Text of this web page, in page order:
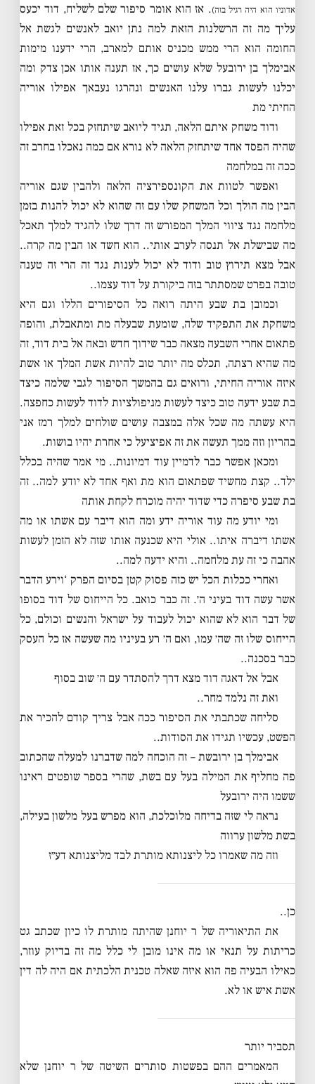
אדוניו הוא היה רגיל בזה). אז הוא אומר סיפור שלם לשליח, דוד יכעס
עליך מה זה הרשלנות הזאת למה נתן יואב לאנשים לגשת אל
החומה הוא הרי ממש מכניס אותם למארב, הרי ידענו מימות
אבימלך בן ירובעל שלא עושים כך, אז תענה אותו אכן צדק ומה
יכלנו לעשות גברו עלנו האנשים ונהרגו נעבאך אפילו אוריה
החיתי מת
ודוד משחק איתם הלאה, תגיד ליואב שיתחזק בכל זאת אפילו
שהיה הפסד אחד שיתחזק הלאה לא נורא אם כמה נאכלו בחרב זה
ככה זה במלחמה
ואפשר לטוות את הקונספירציה הלאה ולהבין שגם אוריה
הבין מה הולך וכל המשחק שלו עם זה שהוא לא יכול להנות בזמן
מלחמה נגד ציווי המלך המפורש זה דרך שלו להגיד למלך תאכל
מה שבישלת אל תנסה לערב אותי.. הוא חשד או הבין מה קרה..
אבל מצא תירוץ טוב ודוד לא יכול לענות נגד זה הרי זה טענה
טובה בפרט שמסתתר בזה ביקורת על דוד עצמו..
וכמובן בת שבע היתה רואה כל הסיפורים הללו וגם היא
משחקת את התפקיד שלה, שומעת שבעלה מת ומתאבלת, והופה
פתאום אחרי השבעה מצאה כבר שידוך חדש ובאה אל בית דוד, זה
מה שהיא רצתה, תכלס מה יותר טוב להיות אשת המלך או אשת
איזה אוריה החיתי, ורואים גם בהמשך הסיפור לגבי שלמה כיצד
בת שבע ידעה טוב כיצד לעשות מניפולציות לדוד לעשות כחפצה.
היא עשתה מה שכל אלה במצבה עושים שולחים למלך רמז אני
בהריון וזה ממך תעשה את זה אפיציעל כי אחרת יהיו בושות.
ומכאן אפשר כבר לדמיין עוד דמיונות.. מי אמר שהיה בכלל
ילד.. קצת מחשיד שפתאום הוא מת ואף אחד לא יודע למה.. זה
בת שבע סיפרה כדי שדוד יהיה מוכרח לקחת אותה
ומי יודע מה עוד אוריה ידע ומה הוא דיבר עם אשתו או מה
אשתו דיברה איתו.. אולי היא שכנעה אותו שזה לא הזמן לעשות
אהבה כי זה עת מלחמה.. והיא ידעה למה..
ואחרי ככלות הכל יש כזה פסוק קטן בסיום הפרק ‘וירע הדבר
אשר עשה דוד בעיני ה׳. זה כבר כואב. כל הייחוס של דוד בסופו
של דבר הוא לא שהוא יכול לעבוד על ישראל והנשים וכולם, כל
הייחוס שלו זה שה׳ עמו, ואם ה׳ רע בעיניו מה שעשה אז כל העסק
כבר בסכנה..
אבל אל דאגה דוד מצא דרך להסתדר עם ה׳ שוב בסוף
ואת זה נלמד מחר..
סליחה שכתבתי את הסיפור ככה אבל צריך קודם להכיר את
הפשט, עכשיו תגידו את הסודות..
אבימלך בן ירובשת – זה הוכחה למה שדברנו למעלה שהכתוב
פה מחליף את המילה בעל עם בשת, שהרי בספר שופטים ראינו
ששמו היה ירובעל
נראה לי שזה בדיחה מלוכלכת, הוא מפרש בעל מלשון בעילה,
בשת מלשון ערווה
וזה מה שאמרו כל ליצנותא מותרת לבד מליצנותא דע״ז
כן..
את התיאוריה של ר יוחנן שהיתה מותרת לו כיון שכתב גט
כריתות על תנאי או מה אינו מובן לי כלל מה זה בדיוק עוזר,
כאילו הבעיה פה הוא איזה שאלה טכנית הלכתית אם היה לה דין
אשת איש או לא.
תסביר יותר
המאמרים ההם בפשטות סותרים השיטה של ר יוחנן שלא